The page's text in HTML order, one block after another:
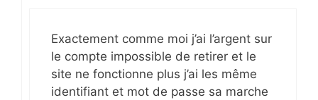
Exactement comme moi j’ai l’argent sur
le compte impossible de retirer et le
site ne fonctionne plus j’ai les même
identifiant et mot de passe sa marche